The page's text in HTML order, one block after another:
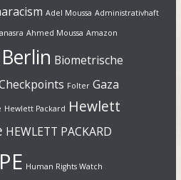
Adel Moussa Administrativhaft
Ahmed Moussa Amazon
Berlin Biometrische
Folter Gaza
Hewlett Packard Hewlett
HEWLETT PACKARD
Human Rights Watch